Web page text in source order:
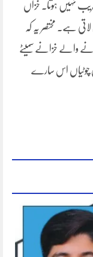
نہیں ہوتا۔ خزاں
ہے۔ مختصر یہ کہ
والے خزانے سمیٹے
چوٹیاں اس سارے